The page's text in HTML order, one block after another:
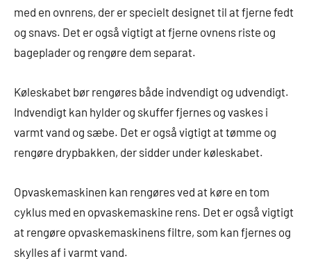
med en ovnrens, der er specielt designet til at fjerne fedt
og snavs. Det er også vigtigt at fjerne ovnens riste og
bageplader og rengøre dem separat.
Køleskabet bør rengøres både indvendigt og udvendigt.
Indvendigt kan hylder og skuffer fjernes og vaskes i
varmt vand og sæbe. Det er også vigtigt at tømme og
rengøre drypbakken, der sidder under køleskabet.
Opvaskemaskinen kan rengøres ved at køre en tom
cyklus med en opvaskemaskine rens. Det er også vigtigt
at rengøre opvaskemaskinens filtre, som kan fjernes og
skylles af i varmt vand.